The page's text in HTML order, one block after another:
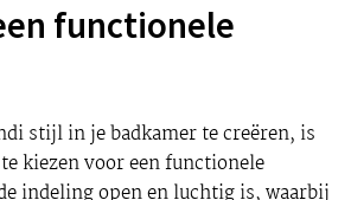
functionele
stijl in je badkamer te creëren, is
kiezen voor een functionele
indeling open en luchtig is, waarbij